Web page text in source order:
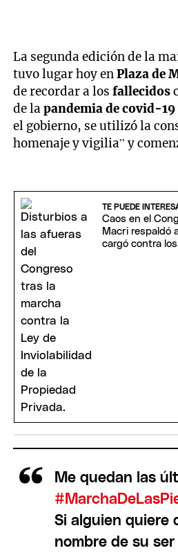
La segunda edición de la
tuvo lugar hoy enPlaza de
de recordar a losfallecidos
de lapandemia de covid-19
el gobierno, se utilizó la
homenaje y vigilia” y
TE PUEDE
Caos en el
Macri respaldó
cargó contra
Me quedan las
Si alguien quiere
nombre de su